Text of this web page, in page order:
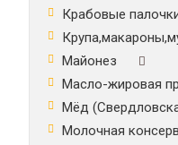
Крабовые
Майонез
Масло-жировая
Мёд
Молочная